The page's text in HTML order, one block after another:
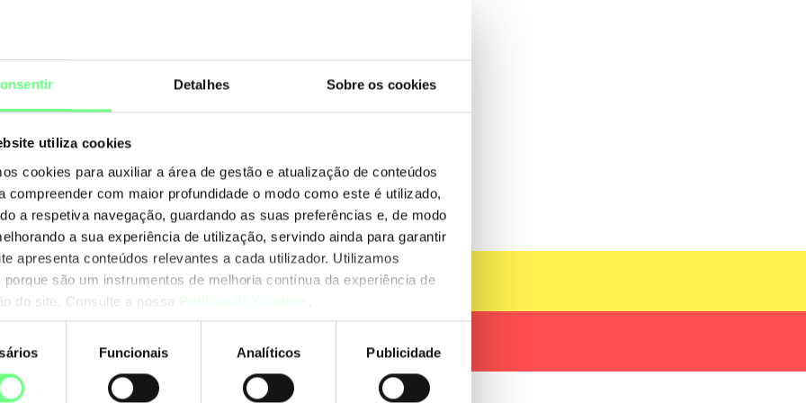
Detalhes Sobre os cookies
utiliza cookies
cookies para auxiliar a área de gestão e atualização de conteúdos
compreender com maior profundidade o modo como este é utilizado,
a respetiva navegação, guardando as suas preferências e, de modo
a sua experiência de utilização, servindo ainda para garantir
apresenta conteúdos relevantes a cada utilizador. Utilizamos
porque são um instrumentos de melhoria contínua da experiência de
do site. Consulte a nossa
Funcionais Analíticos Publicidade
por favor, a chave de segurança
imagem para o campo abaixo.
alterações técnicas deverá recorrer ao avaliador técnico
especiais (IDN's)